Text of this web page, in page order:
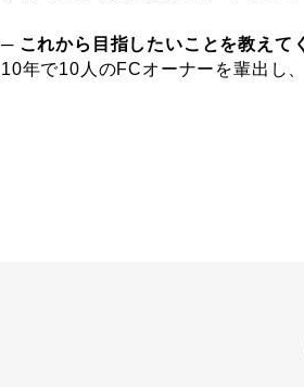
─ これから目指したいことを教えて
10年で10人のFCオーナーを輩出し